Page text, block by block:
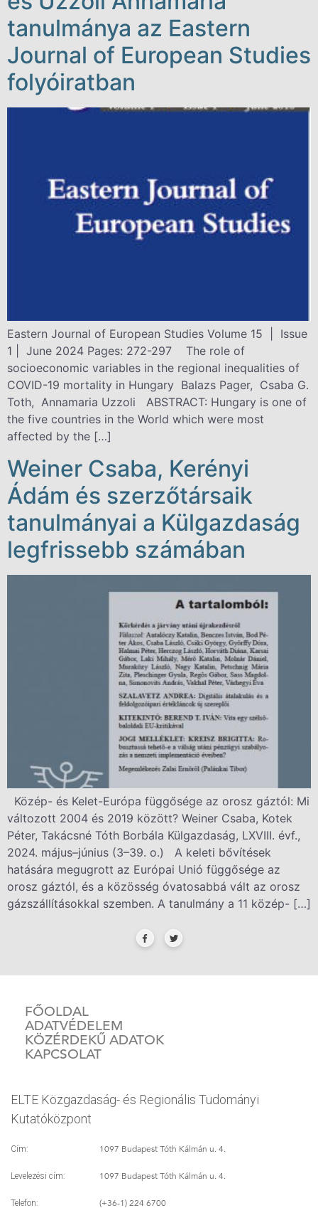
tanulmánya az Eastern
Journal of European Studies
folyóiratban
Eastern Journal of European Studies Volume 15 | Issue
1 | June 2024 Pages: 272-297 The role of
socioeconomic variables in the regional inequalities of
COVID-19 mortality in Hungary Balazs Pager, Csaba G.
Toth, Annamaria Uzzoli ABSTRACT: Hungary is one of
the five countries in the World which were most
affected by the […]
Weiner Csaba, Kerényi
Ádám és szerzőtársaik
tanulmányai a Külgazdaság
legfrissebb számában
Közép- és Kelet-Európa függősége az orosz gáztól: Mi
változott 2004 és 2019 között? Weiner Csaba, Kotek
Péter, Takácsné Tóth Borbála Külgazdaság, LXVIII. évf.,
2024. május–június (3–39. o.) A keleti bővítések
hatására megugrott az Európai Unió függősége az
orosz gáztól, és a közösség óvatosabbá vált az orosz
gázszállításokkal szemben. A tanulmány a 11 közép- […]
FŐOLDAL
ADATVÉDELEM
KÖZÉRDEKŰ ADATOK
KAPCSOLAT
ELTE Közgazdaság- és Regionális Tudományi
Kutatóközpont
Cím: 1097 Budapest Tóth Kálmán u. 4.
Levelezési cím: 1097 Budapest Tóth Kálmán u. 4.
Telefon: (+36-1) 224 6700